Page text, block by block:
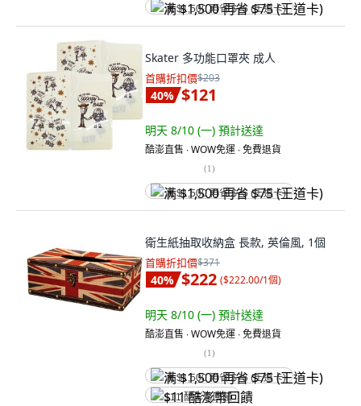
满 $1,500 再省 $75 (王道卡)
Skater 多功能口罩夾 成人
首購折扣價$203
40% $121
明天 8/10 (一) 預計送達
酷澎直售 ∙ WOW免運 ∙ 免費退貨
(1)
满 $1,500 再省 $75 (王道卡)
衛生紙抽取收納盒 長款, 英倫風, 1個
首購折扣價$371
40% $222 ($222.00/1個)
明天 8/10 (一) 預計送達
酷澎直售 ∙ WOW免運 ∙ 免費退貨
(1)
满 $1,500 再省 $75 (王道卡)
$11 酷澎幣回饋